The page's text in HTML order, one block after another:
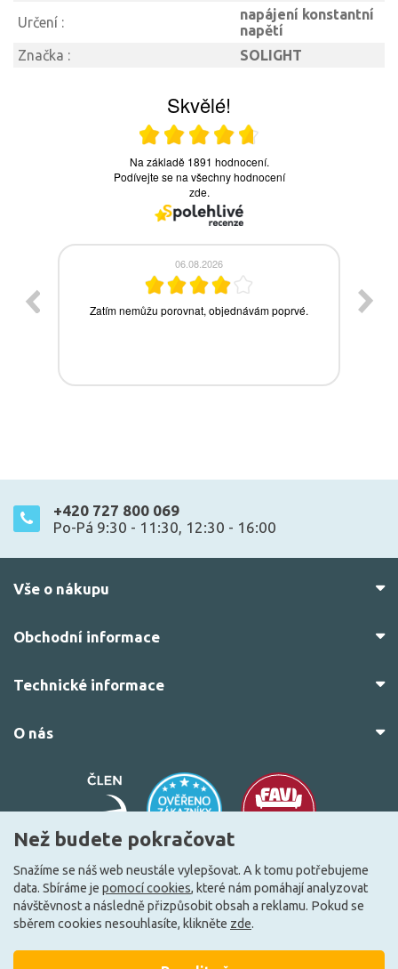
Určení :
napájení konstantní
napětí
Značka :
SOLIGHT
+420 727 800 069
Po-Pá 9:30 - 11:30, 12:30 - 16:00
Vše o nákupu
Obchodní informace
Technické informace
O nás
© 2010–2026 Všechna práva vyhrazena. žárovky.cz
VytvořiloFEO.cz
Než budete pokračovat
Snažíme se náš web neustále vylepšovat. A k tomu potřebujeme
data. Sbíráme je pomocí cookies, které nám pomáhají analyzovat
návštěvnost a následně přizpůsobit obsah a reklamu. Pokud se
sběrem cookies nesouhlasíte, klikněte zde.